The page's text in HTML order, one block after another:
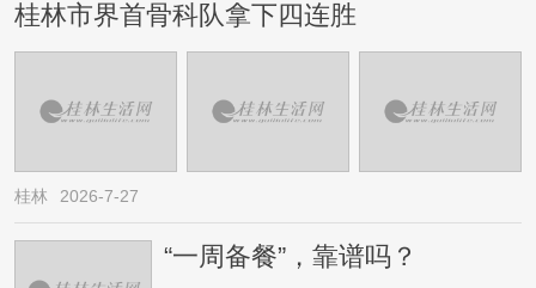
桂林市界首骨科队拿下四连胜
桂林 2026-7-27
“一周备餐”，靠谱吗？